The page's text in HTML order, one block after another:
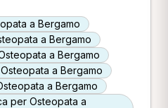
a Bergamo
a Bergamo
a Bergamo
a Bergamo
a Bergamo
per Osteopata a